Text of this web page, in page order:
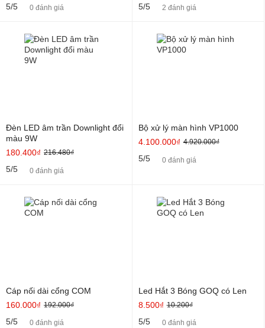
5/5 0 đánh giá 5/5 2 đánh giá
Đèn LED âm trần Downlight đổi
màu 9W
180.400₫ 216.480₫
5/5 0 đánh giá
Bộ xử lý màn hình VP1000
4.100.000₫ 4.920.000₫
5/5 0 đánh giá
Cáp nối dài cổng COM
160.000₫ 192.000₫
5/5 0 đánh giá
Led Hắt 3 Bóng GOQ có Len
8.500₫ 10.200₫
5/5 0 đánh giá